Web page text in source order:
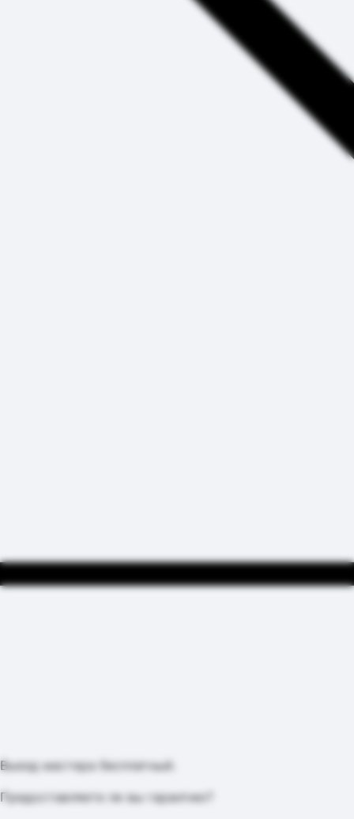
Выезд мастера бесплатный.
Предоставляете ли вы гарантию?